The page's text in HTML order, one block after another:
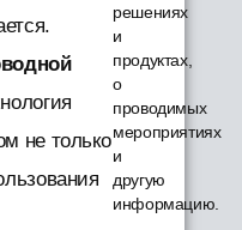
не только
решениях
и
продуктах,
о
проводимых
мероприятиях
и
другую
информацию.